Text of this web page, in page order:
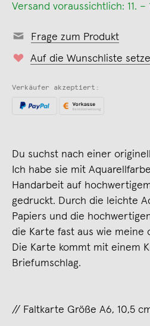
Versand voraussichtlich: 11. –
Frage zum Produkt
Auf die Wunschliste
Verkäufer akzeptiert:
Du suchst nach einer
Ich habe sie mit
Handarbeit auf
gedruckt. Durch die leichte
Papiers und die
die Karte fast aus wie meine
Die Karte kommt mit einem
Briefumschlag.
// Faltkarte Größe A6, 10,5